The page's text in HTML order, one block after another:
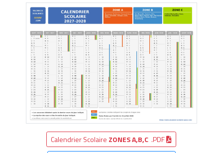
Calendrier Scolaire ZONES A,B,C .PDF